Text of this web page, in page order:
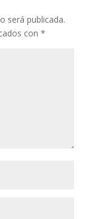
será publicada.
con *